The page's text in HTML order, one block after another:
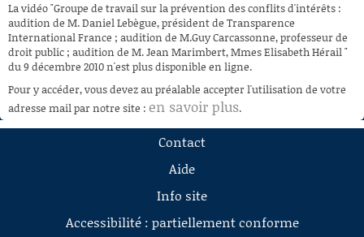
À LA DEMANDE
RECHERCHE
AIDE À LA DÉCOUPE
DE VIDÉOS
La vidéo "Groupe de travail sur la prévention des conflits d'intérêts :
audition de M. Daniel Lebègue, président de Transparence
International France ; audition de M.Guy Carcassonne, professeur de
droit public ; audition de M. Jean Marimbert, Mmes Elisabeth Hérail "
du 9 décembre 2010 n'est plus disponible en ligne.
Pour y accéder, vous devez au préalable accepter l'utilisation de votre
adresse mail par notre site : en savoir plus.
Contact
Aide
Info site
Accessibilité : partiellement conforme